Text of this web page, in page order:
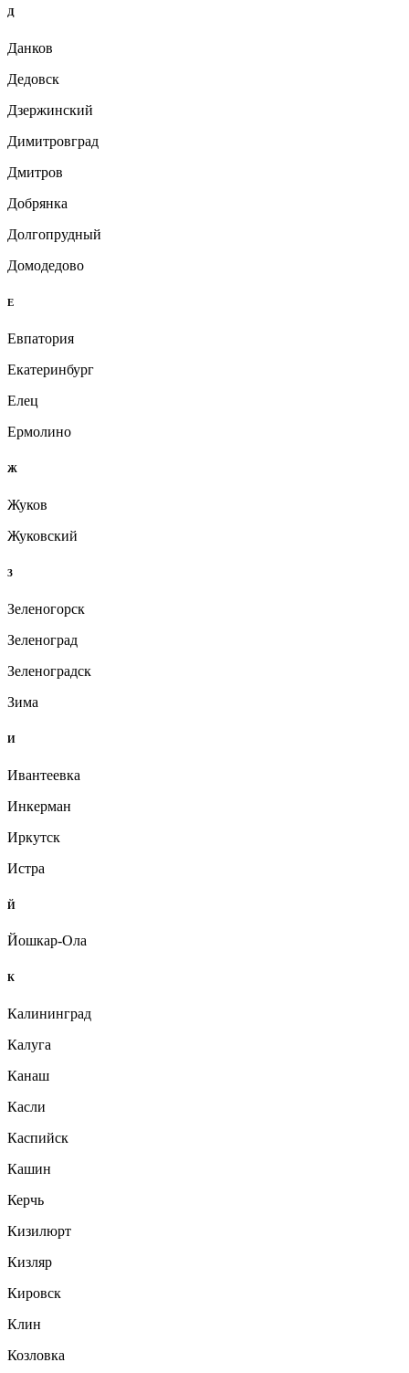
Д
Данков
Дедовск
Дзержинский
Димитровград
Дмитров
Добрянка
Долгопрудный
Домодедово
Е
Евпатория
Екатеринбург
Елец
Ермолино
Ж
Жуков
Жуковский
З
Зеленогорск
Зеленоград
Зеленоградск
Зима
И
Ивантеевка
Инкерман
Иркутск
Истра
Й
Йошкар-Ола
К
Калининград
Калуга
Канаш
Касли
Каспийск
Кашин
Керчь
Кизилюрт
Кизляр
Кировск
Клин
Козловка